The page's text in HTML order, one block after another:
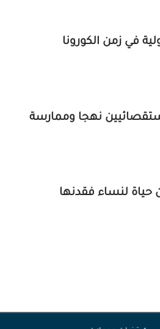
في زمن الكورونا
نهجا وممارسة
حياة لنساء فقدنها